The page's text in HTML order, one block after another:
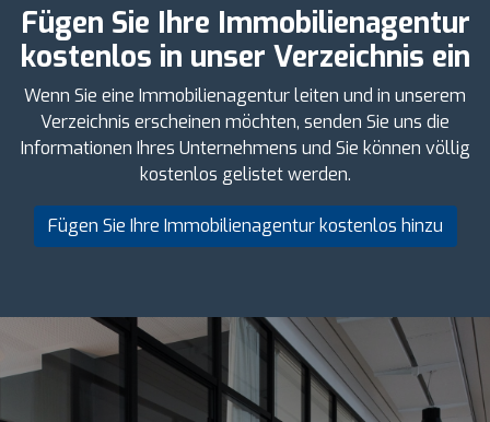
Fügen Sie Ihre Immobilienagentur
kostenlos in unser Verzeichnis ein
Wenn Sie eine Immobilienagentur leiten und in unserem
Verzeichnis erscheinen möchten, senden Sie uns die
Informationen Ihres Unternehmens und Sie können völlig
kostenlos gelistet werden.
Fügen Sie Ihre Immobilienagentur kostenlos hinzu